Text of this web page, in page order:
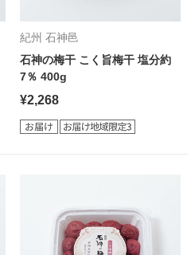
紀州 石神邑
石神の梅干 こく旨梅干 塩分約
7％ 400g
¥2,268